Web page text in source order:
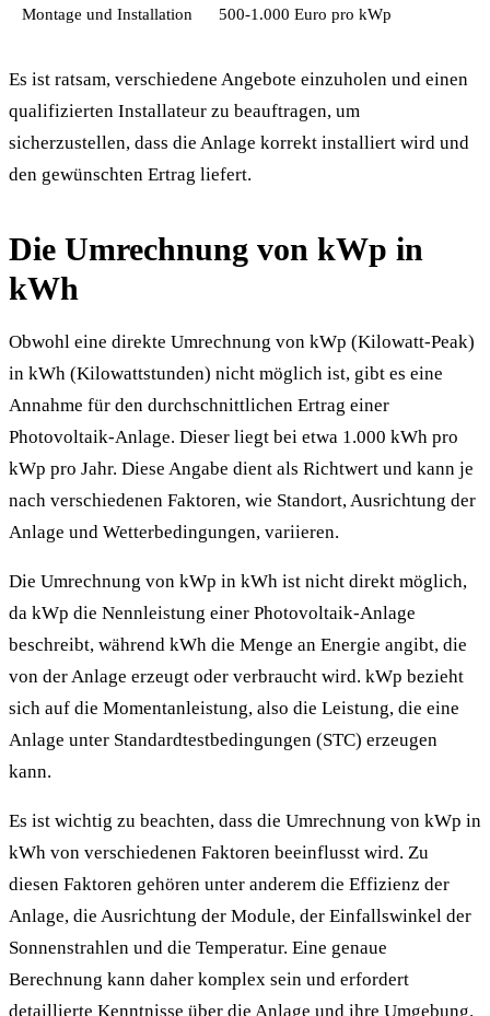
Montage und Installation 500-1.000 Euro pro kWp
Es ist ratsam, verschiedene Angebote einzuholen und einen
qualifizierten Installateur zu beauftragen, um
sicherzustellen, dass die Anlage korrekt installiert wird und
den gewünschten Ertrag liefert.
Die Umrechnung von kWp in
kWh
Obwohl eine direkte Umrechnung von kWp (Kilowatt-Peak)
in kWh (Kilowattstunden) nicht möglich ist, gibt es eine
Annahme für den durchschnittlichen Ertrag einer
Photovoltaik-Anlage. Dieser liegt bei etwa 1.000 kWh pro
kWp pro Jahr. Diese Angabe dient als Richtwert und kann je
nach verschiedenen Faktoren, wie Standort, Ausrichtung der
Anlage und Wetterbedingungen, variieren.
Die Umrechnung von kWp in kWh ist nicht direkt möglich,
da kWp die Nennleistung einer Photovoltaik-Anlage
beschreibt, während kWh die Menge an Energie angibt, die
von der Anlage erzeugt oder verbraucht wird. kWp bezieht
sich auf die Momentanleistung, also die Leistung, die eine
Anlage unter Standardtestbedingungen (STC) erzeugen
kann.
Es ist wichtig zu beachten, dass die Umrechnung von kWp in
kWh von verschiedenen Faktoren beeinflusst wird. Zu
diesen Faktoren gehören unter anderem die Effizienz der
Anlage, die Ausrichtung der Module, der Einfallswinkel der
Sonnenstrahlen und die Temperatur. Eine genaue
Berechnung kann daher komplex sein und erfordert
detaillierte Kenntnisse über die Anlage und ihre Umgebung.